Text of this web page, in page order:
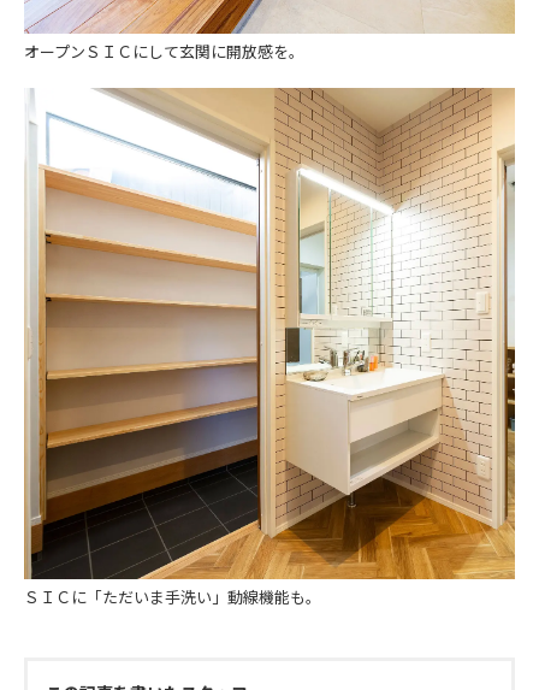
オープンＳＩＣにして玄関に開放感を。
ＳＩＣに「ただいま手洗い」動線機能も。